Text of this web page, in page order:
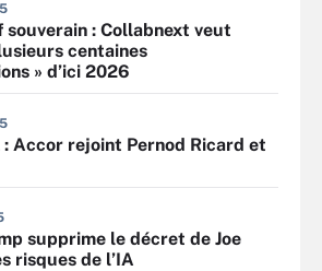
: Collabnext veut
centaines
» d’ici 2026
Accor rejoint Pernod Ricard et
supprime le décret de Joe
risques de l’IA